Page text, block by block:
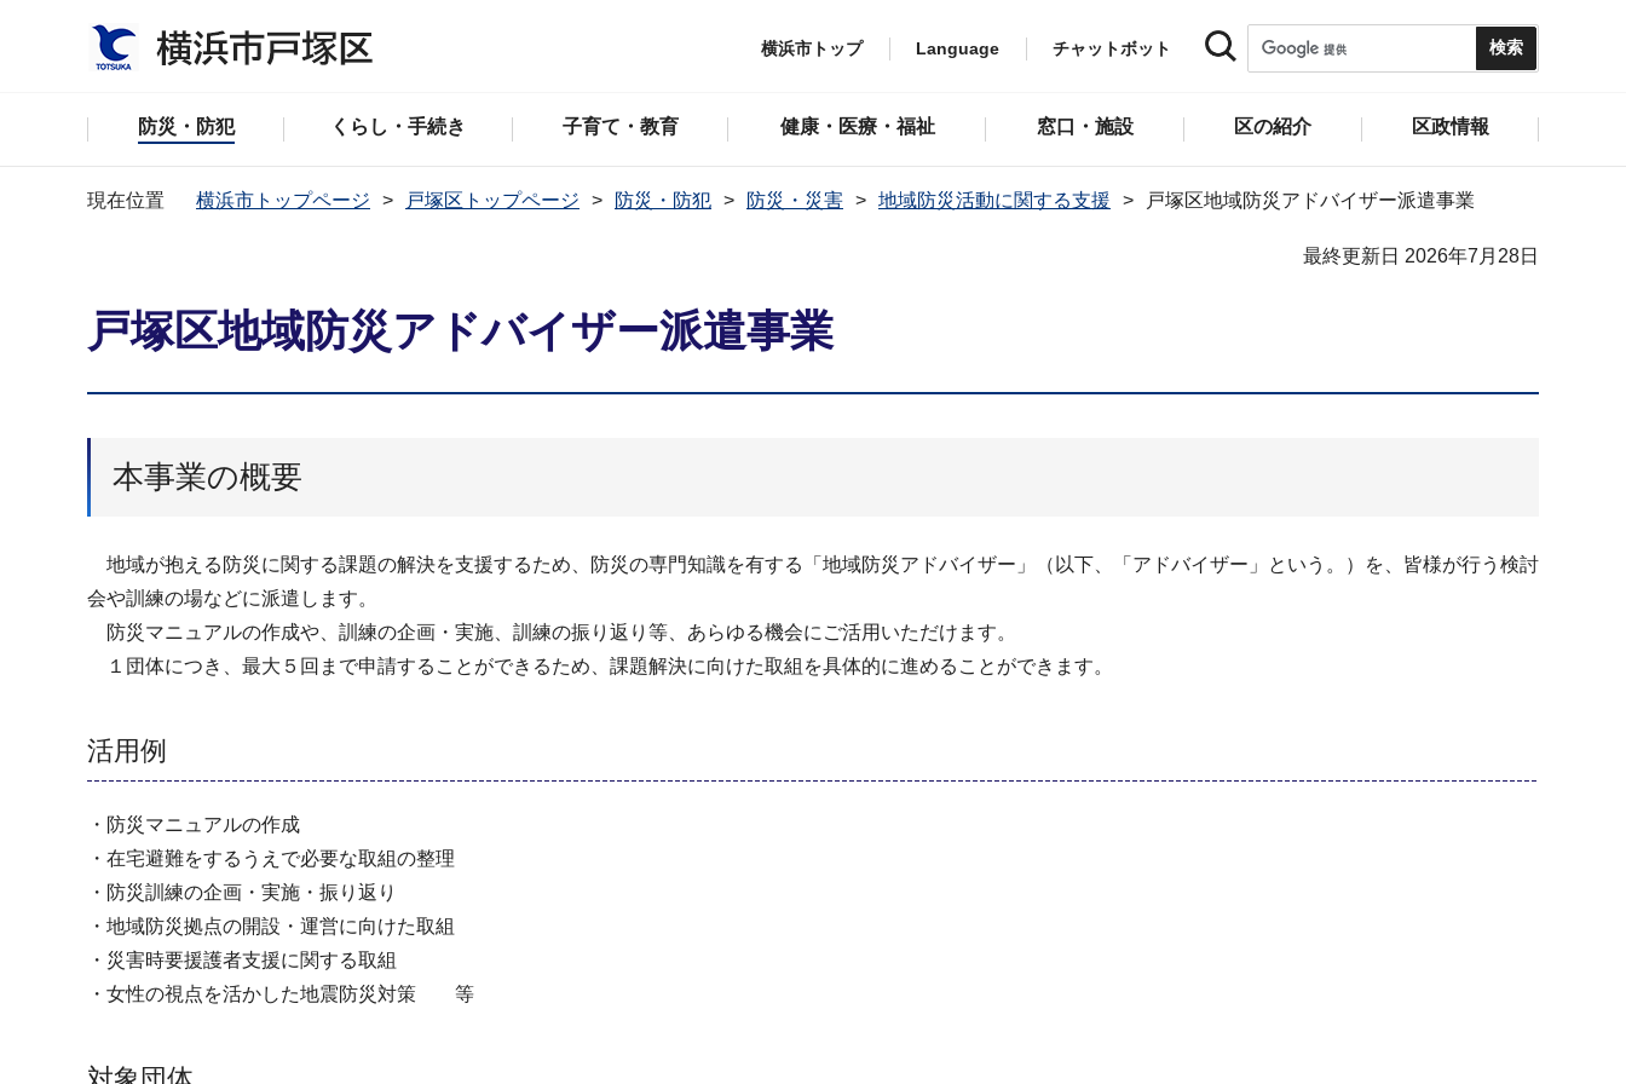
横浜市トップ Language チャットボット
防災・防犯 くらし・手続き 子育て・教育 健康・医療・福祉 窓口・施設 区の紹介 区政情報
現在位置 横浜市トップページ 戸塚区トップページ 防災・防犯 防災・災害 地域防災活動に関する支援 戸塚区地域防災アドバイザー派遣事業
最終更新日 2026年7月28日
戸塚区地域防災アドバイザー派遣事業
本事業の概要
地域が抱える防災に関する課題の解決を支援するため、防災の専門知識を有する「地域防災アドバイザー」（以下、「アドバイザー」という。）を、皆様が行う検討
会や訓練の場などに派遣します。
防災マニュアルの作成や、訓練の企画・実施、訓練の振り返り等、あらゆる機会にご活用いただけます。
１団体につき、最大５回まで申請することができるため、課題解決に向けた取組を具体的に進めることができます。
活用例
・防災マニュアルの作成
・在宅避難をするうえで必要な取組の整理
・防災訓練の企画・実施・振り返り
・地域防災拠点の開設・運営に向けた取組
・災害時要援護者支援に関する取組
・女性の視点を活かした地震防災対策 等